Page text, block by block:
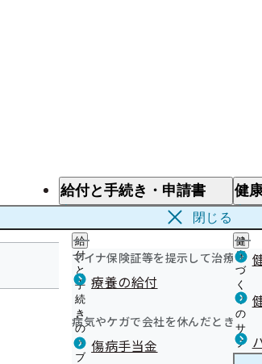
給付と手続き・申請書
給付と手続き
給
付
と
手
続
き
の
サ
ブ
マイナ保険証等を提示して治療を受
療養の給付
病気やケガで会社を休んだとき
傷病手当金
健
健
康
づ
く
り
の
サ
ブ
メ
閉じる
埼玉支部
埼玉支部からのお知らせ